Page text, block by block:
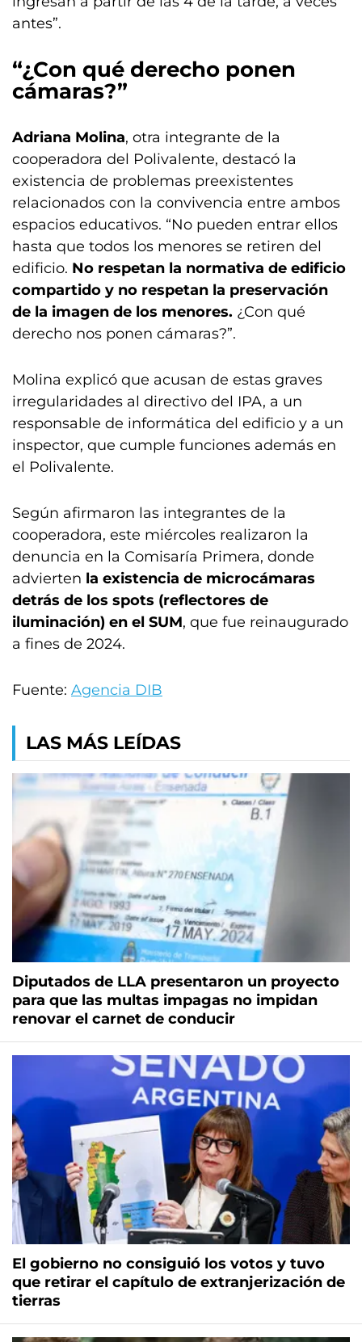
antes”.
“¿Con qué derecho ponen
cámaras?”
Adriana Molina, otra integrante de la
cooperadora del Polivalente, destacó la
existencia de problemas preexistentes
relacionados con la convivencia entre ambos
espacios educativos. “No pueden entrar ellos
hasta que todos los menores se retiren del
edificio. No respetan la normativa de edificio
compartido y no respetan la preservación
de la imagen de los menores. ¿Con qué
derecho nos ponen cámaras?”.
Molina explicó que acusan de estas graves
irregularidades al directivo del IPA, a un
responsable de informática del edificio y a un
inspector, que cumple funciones además en
el Polivalente.
Según afirmaron las integrantes de la
cooperadora, este miércoles realizaron la
denuncia en la Comisaría Primera, donde
advierten la existencia de microcámaras
detrás de los spots (reflectores de
iluminación) en el SUM, que fue reinaugurado
a fines de 2024.
Fuente: Agencia DIB
LAS MÁS LEÍDAS
Diputados de LLA presentaron un proyecto
para que las multas impagas no impidan
renovar el carnet de conducir
El gobierno no consiguió los votos y tuvo
que retirar el capítulo de extranjerización de
tierras